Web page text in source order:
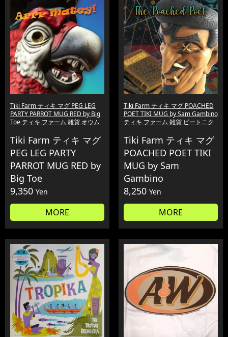
Tiki Farm ティキ マグ PEG LEG
PARTY PARROT MUG RED by Big
Toe ティキ ファーム 雑貨 オウム
Tiki Farm ティキ マグ
PEG LEG PARTY
PARROT MUG RED by
Big Toe
9,350 Yen
MORE
Tiki Farm ティキ マグ POACHED
POET TIKI MUG by Sam Gambino
ティキ ファーム 雑貨 ビートニク
Tiki Farm ティキ マグ
POACHED POET TIKI
MUG by Sam
Gambino
8,250 Yen
MORE